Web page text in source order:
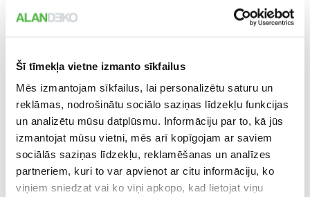
Šī tīmekļa vietne izmanto sīkfailus
Mēs izmantojam sīkfailus, lai personalizētu saturu un
reklāmas, nodrošinātu sociālo saziņas līdzekļu funkcijas
un analizētu mūsu datplūsmu. Informāciju par to, kā jūs
izmantojat mūsu vietni, mēs arī kopīgojam ar saviem
sociālās saziņas līdzekļu, reklamēšanas un analīzes
partneriem, kuri to var apvienot ar citu informāciju, ko
viņiem sniedzat vai ko viņi apkopo, kad lietojat viņu
AGIJA PURIŅA
10. March, 2015 17 dalījušies soc. tīklos
Dalīties: